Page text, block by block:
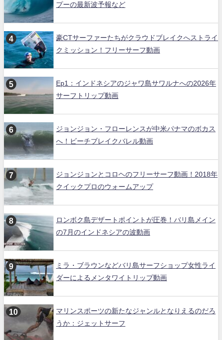
プーの最新波予報など
豪CTサーファーたちがクラウドブレイクへストライ
クミッション！フリーサーフ動画
Ep1：インドネシアのジャワ島サワルナへの2026年
サーフトリップ動画
ジョンジョン・フローレンスが中米パナマのボカス
へ！ビーチブレイクバレル動画
ジョンジョンとコロヘのフリーサーフ動画！2018年
クイックプロのウォームアップ
ロンボク島デザートポイントが圧巻！バリ島メイン
の7月のインドネシアの波動画
ミラ・ブラウンなどバリ島サーフショップ女性ライ
ダーによるメンタワイトリップ動画
マリンスポーツの新たなジャンルとなりえるのだろ
うか：ジェットサーフ